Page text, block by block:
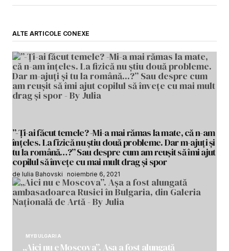
ALTE ARTICOLE CONEXE
”-Ți-ai făcut temele? -Mi-a mai rămas la mate, că n-am
înțeles. La fizică nu știu două probleme. Dar m-ajuți și
tu la română…?” Sau despre cum am reușit să îmi ajut
copilul să învețe cu mai mult drag și spor
de Iulia Bahovski noiembrie 6, 2021
MYBULGARIA
„Aici nu e Moscova”. Așa a fost alungată